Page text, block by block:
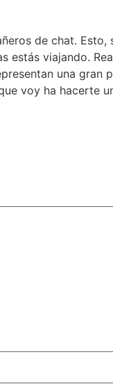
de chat. Esto,
estás viajando.
una gran
voy ha hacerte